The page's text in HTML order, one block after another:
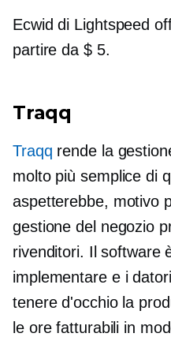
Ecwid di Lightspeed
partire da $ 5.
Traqq
Traqq rende la
molto più semplice di
aspetterebbe, motivo
gestione del negozio
rivenditori. Il software
implementare e i
tenere d'occhio la
le ore fatturabili in